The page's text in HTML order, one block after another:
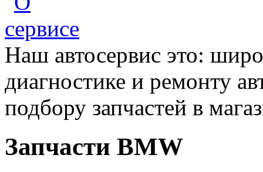
Наш автосервис это:
диагностике и ремонту
подбору запчастей в
Запчасти BMW